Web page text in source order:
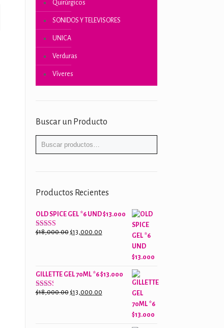
Quirúrgicos
SONIDOS Y TELEVISORES
UNICA
Verduras
Víveres
Buscar un Producto
Productos Recientes
OLD SPICE GEL *6 UND $13.000
Valorado
$18,000.00 El
$18,000.00.
$13,000.00El
$13,000.00.
GILLETTE GEL 70ML *6 $13.000
Valorado
$18,000.00 El
$13,000.00El